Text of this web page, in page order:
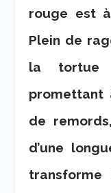
rouge est
Plein de
la tortue
promettant
de
d’une